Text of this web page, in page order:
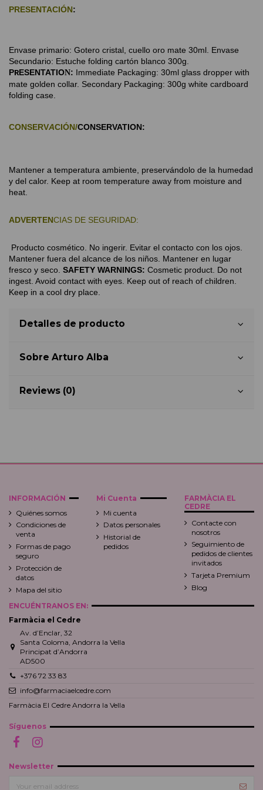
PRESENTACIÓN:
Envase primario: Gotero cristal, cuello oro mate 30ml. Envase
Secundario:
PRESENTATION: Immediate Packaging: 30ml glass dropper with
mate golden collar. Secondary Packaging: 300g white cardboard
folding case.
CONSERVACIÓN/CONSERVATION:
Mantener a temperatura ambiente, preservándolo de la humedad
y del calor. Keep at room temperature away from moisture and
heat.
ADVERTENCIAS DE SEGURIDAD:
Producto cosmético. No ingerir. Evitar el contacto con los ojos.
Mantener fuera del alcance de los niños. Mantener en lugar
fresco y seco. SAFETY WARNINGS: Cosmetic product. Do not
ingest. Avoid contact with eyes. Keep out of reach of children.
Keep in a cool dry place.
Detalles de producto
Sobre Arturo Alba
Reviews (0)
INFORMACIÓN
Quiénes somos
Condiciones de
venta
Formas de pago
seguro
Protección de
datos
Mapa del sitio
Mi Cuenta
Mi cuenta
Datos personales
Historial de
pedidos
FARMÀCIA EL
CEDRE
Contacte con
nosotros
Seguimiento de
pedidos de clientes
invitados
Tarjeta Premium
Blog
ENCUÉNTRANOS EN:
Farmàcia el Cedre
Av. d’Enclar, 32
Santa Coloma, Andorra la Vella
Principat d’Andorra
AD500
+376 72 33 83
info@farmaciaelcedre.com
Farmàcia El Cedre Andorra la Vella
Síguenos
Newsletter